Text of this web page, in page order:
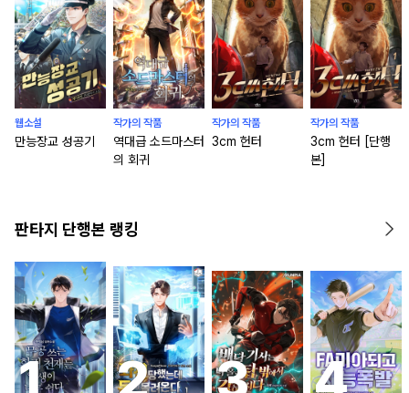
웹소설
만능장교 성공기
작가의 작품
역대급 소드마스터
의 회귀
작가의 작품
3cm 헌터
작가의 작품
3cm 헌터 [단행
본]
판타지 단행본 랭킹